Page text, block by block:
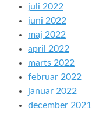
juli 2022
juni 2022
maj 2022
april 2022
marts 2022
februar 2022
januar 2022
december 2021